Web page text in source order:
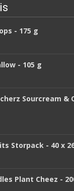
- 175 g
- 105 g
Sourcream &
Storpack - 40 x
Plant Cheez -